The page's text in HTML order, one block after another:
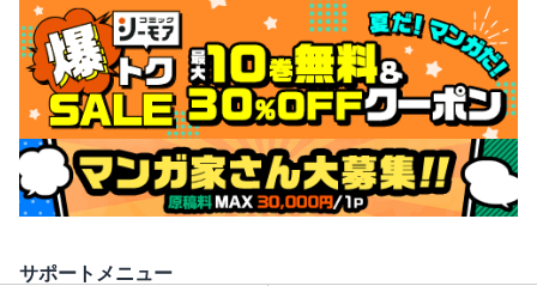
サポートメニュー